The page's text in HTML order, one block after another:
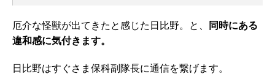
厄介な怪獣が出てきたと感じた日比野。と、
同時にある
違和感に気付きます。
日比野はすぐさま保科副隊長に通信を繋げます。